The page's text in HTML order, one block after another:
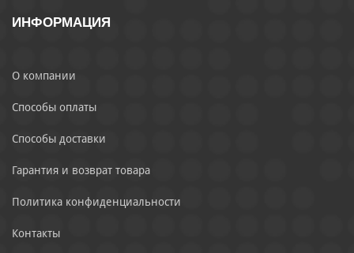
ИНФОРМАЦИЯ
О компании
Способы оплаты
Способы доставки
Гарантия и возврат товара
Политика конфиденциальности
Контакты